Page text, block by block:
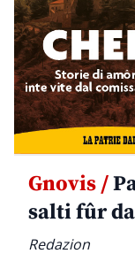
Gnovis /
salti fûr
Redazion